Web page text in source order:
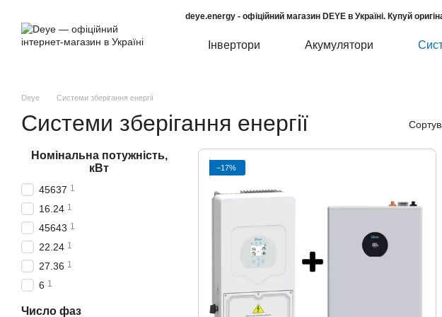
deye.energy - офіційний магазин DEYE в Україні. Купуй
Інвертори Акумулятори
Deye Системи зберігання енергії
Системи зберігання енергії
−17%
Номінальна потужність,
кВт
45637 1
16.24 1
45643 1
22.24 1
27.36 1
6 1
Число фаз